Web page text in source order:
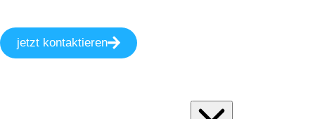
jetzt kontaktieren